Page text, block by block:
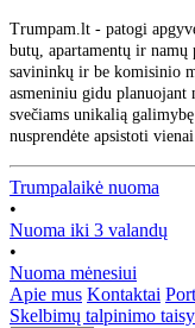
Trumpam.lt - patogi
butų, apartamentų ir
savininkų ir be komisinio
asmeniniu gidu
svečiams unikalią
nusprendėte apsistoti
Trumpalaikė nuoma
•
Nuoma iki 3 valandų
•
Nuoma mėnesiui
Apie mus Kontaktai
Skelbimų talpinimo